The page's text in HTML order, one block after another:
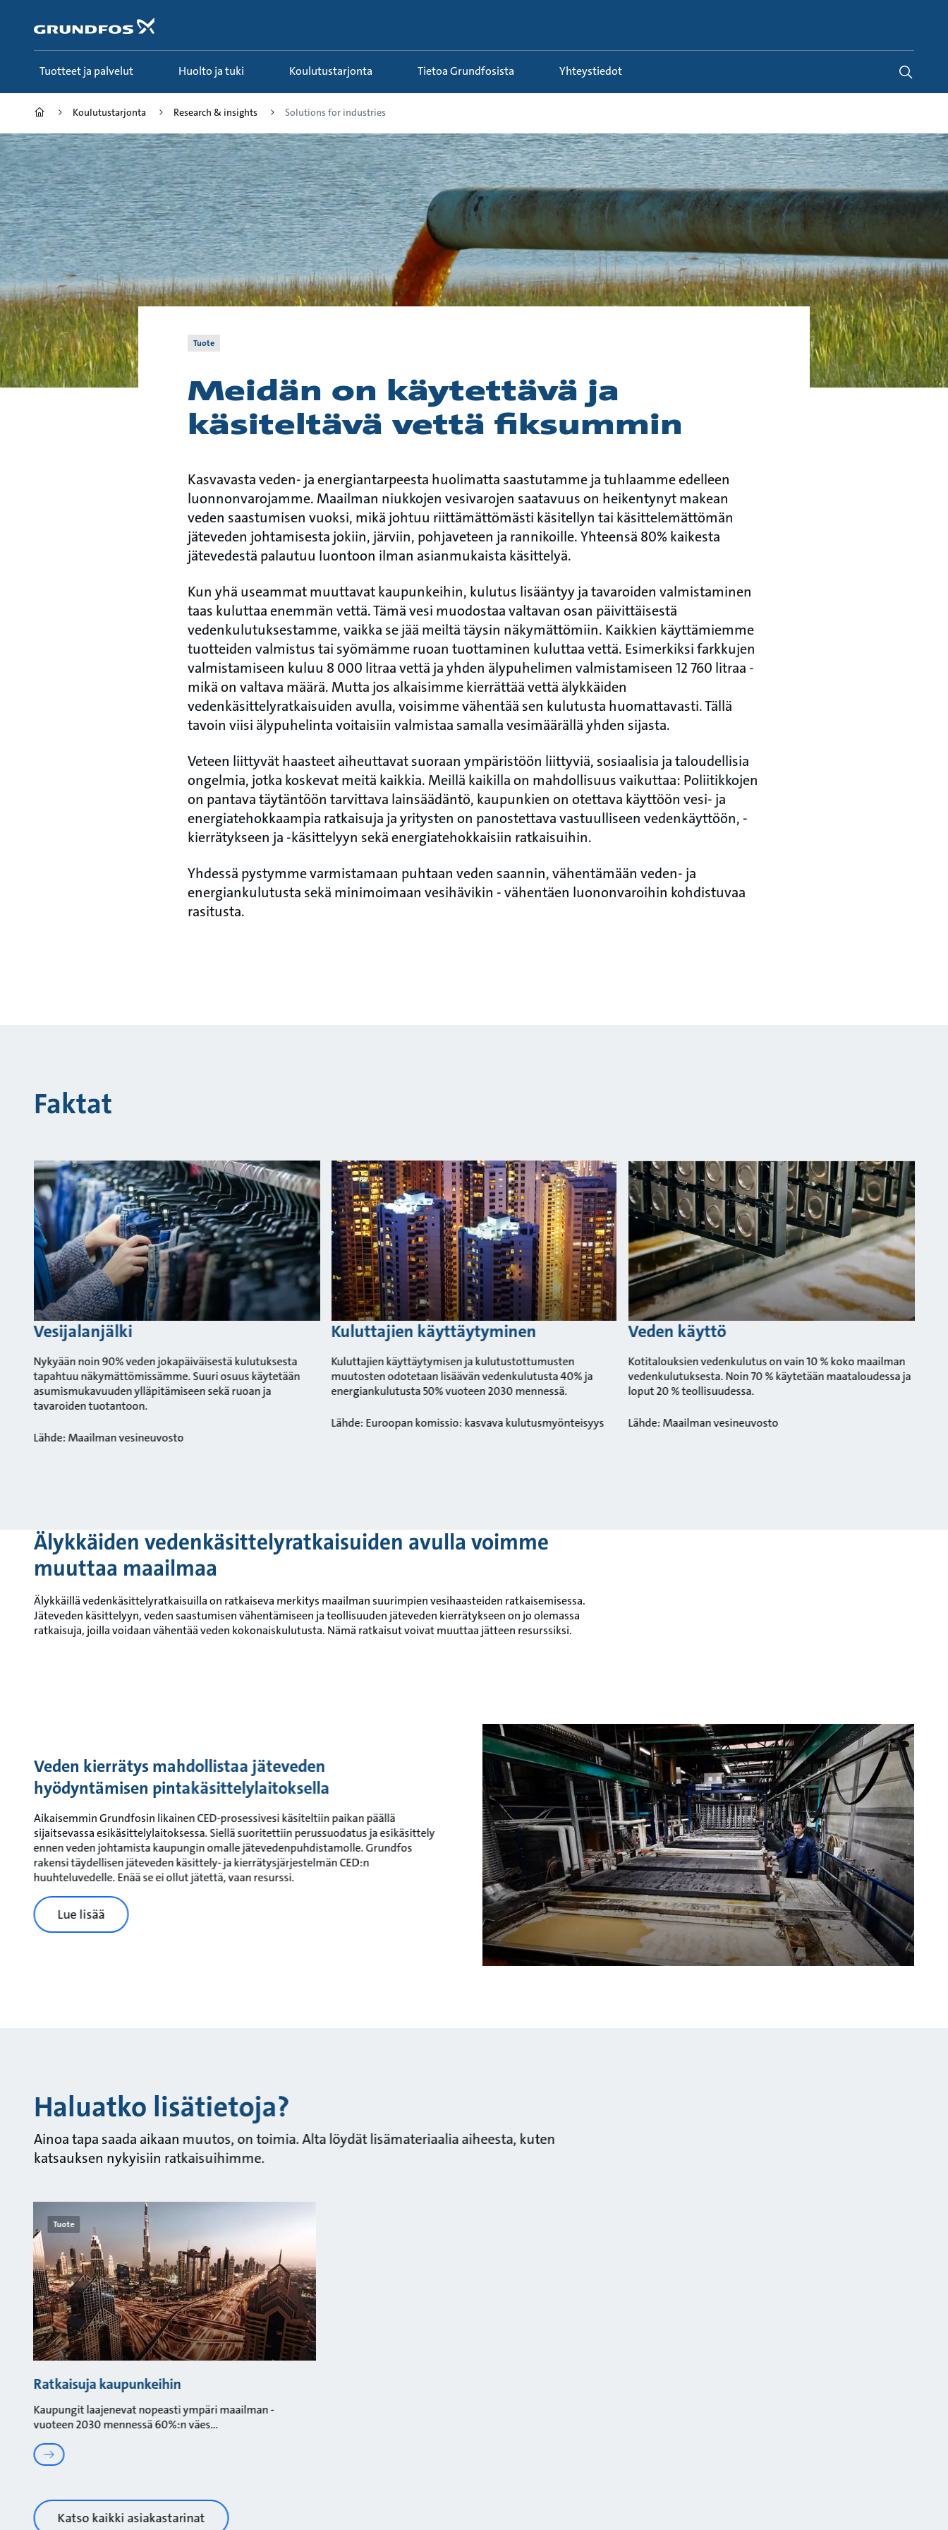
pääsisältöön
Tuotteet ja palvelut Huolto ja tuki Koulutustarjonta Tietoa Grundfosista Yhteystiedot
Koulutustarjonta Research & insights Solutions for industries
Tuote
Meidän on käytettävä ja
käsiteltävä vettä fiksummin
Kasvavasta veden- ja energiantarpeesta huolimatta saastutamme ja tuhlaamme edelleen
luonnonvarojamme. Maailman niukkojen vesivarojen saatavuus on heikentynyt makean
veden saastumisen vuoksi, mikä johtuu riittämättömästi käsitellyn tai käsittelemättömän
jäteveden johtamisesta jokiin, järviin, pohjaveteen ja rannikoille. Yhteensä 80% kaikesta
jätevedestä palautuu luontoon ilman asianmukaista käsittelyä.
Kun yhä useammat muuttavat kaupunkeihin, kulutus lisääntyy ja tavaroiden valmistaminen
taas kuluttaa enemmän vettä. Tämä vesi muodostaa valtavan osan päivittäisestä
vedenkulutuksestamme, vaikka se jää meiltä täysin näkymättömiin. Kaikkien käyttämiemme
tuotteiden valmistus tai syömämme ruoan tuottaminen kuluttaa vettä. Esimerkiksi farkkujen
valmistamiseen kuluu 8 000 litraa vettä ja yhden älypuhelimen valmistamiseen 12 760 litraa -
mikä on valtava määrä. Mutta jos alkaisimme kierrättää vettä älykkäiden
vedenkäsittelyratkaisuiden avulla, voisimme vähentää sen kulutusta huomattavasti. Tällä
tavoin viisi älypuhelinta voitaisiin valmistaa samalla vesimäärällä yhden sijasta.
Veteen liittyvät haasteet aiheuttavat suoraan ympäristöön liittyviä, sosiaalisia ja taloudellisia
ongelmia, jotka koskevat meitä kaikkia. Meillä kaikilla on mahdollisuus vaikuttaa: Poliitikkojen
on pantava täytäntöön tarvittava lainsäädäntö, kaupunkien on otettava käyttöön vesi- ja
energiatehokkaampia ratkaisuja ja yritysten on panostettava vastuulliseen vedenkäyttöön, -
kierrätykseen ja -käsittelyyn sekä energiatehokkaisiin ratkaisuihin.
Yhdessä pystymme varmistamaan puhtaan veden saannin, vähentämään veden- ja
energiankulutusta sekä minimoimaan vesihävikin - vähentäen luononvaroihin kohdistuvaa
rasitusta.
Faktat
Vesijalanjälki
Nykyään noin 90% veden jokapäiväisestä kulutuksesta
tapahtuu näkymättömissämme. Suuri osuus käytetään
asumismukavuuden ylläpitämiseen sekä ruoan ja
tavaroiden tuotantoon.
Lähde: Maailman vesineuvosto
Kuluttajien käyttäytyminen
Kuluttajien käyttäytymisen ja kulutustottumusten
muutosten odotetaan lisäävän vedenkulutusta 40% ja
energiankulutusta 50% vuoteen 2030 mennessä.
Lähde: Euroopan komissio: kasvava kulutusmyönteisyys
Veden käyttö
Kotitalouksien vedenkulutus on vain 10 % koko maailman
vedenkulutuksesta. Noin 70 % käytetään maataloudessa ja
loput 20 % teollisuudessa.
Lähde: Maailman vesineuvosto
Älykkäiden vedenkäsittelyratkaisuiden avulla voimme
muuttaa maailmaa
Älykkäillä vedenkäsittelyratkaisuilla on ratkaiseva merkitys maailman suurimpien vesihaasteiden ratkaisemisessa.
Jäteveden käsittelyyn, veden saastumisen vähentämiseen ja teollisuuden jäteveden kierrätykseen on jo olemassa
ratkaisuja, joilla voidaan vähentää veden kokonaiskulutusta. Nämä ratkaisut voivat muuttaa jätteen resurssiksi.
Veden kierrätys mahdollistaa jäteveden
hyödyntämisen pintakäsittelylaitoksella
Aikaisemmin Grundfosin likainen CED-prosessivesi käsiteltiin paikan päällä
sijaitsevassa esikäsittelylaitoksessa. Siellä suoritettiin perussuodatus ja esikäsittely
ennen veden johtamista kaupungin omalle jätevedenpuhdistamolle. Grundfos
rakensi täydellisen jäteveden käsittely- ja kierrätysjärjestelmän CED:n
huuhteluvedelle. Enää se ei ollut jätettä, vaan resurssi.
Lue lisää
Haluatko lisätietoja?
Ainoa tapa saada aikaan muutos, on toimia. Alta löydät lisämateriaalia aiheesta, kuten
katsauksen nykyisiin ratkaisuihimme.
Tuote
Ratkaisuja kaupunkeihin
Kaupungit laajenevat nopeasti ympäri maailman -
vuoteen 2030 mennessä 60%:n väes
Katso kaikki asiakastarinat